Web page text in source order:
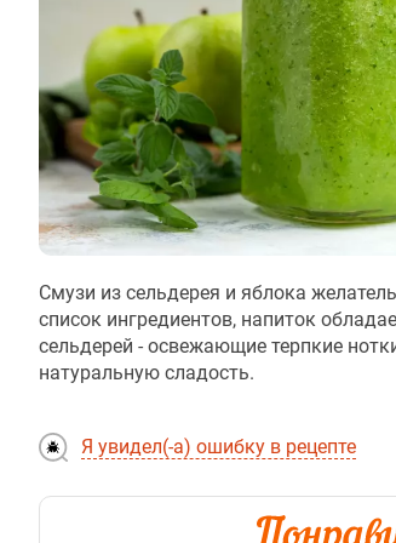
Смузи из сельдерея и яблока
список ингредиентов, напиток
сельдерей - освежающие терпкие
натуральную сладость.
Я увидел(-а) ошибку в рецепте